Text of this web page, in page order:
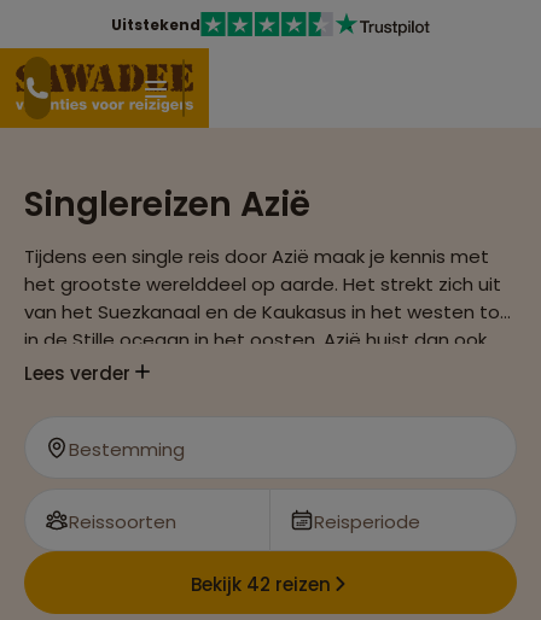
Uitstekend
Singlereizen Azië
Tijdens een single reis door Azië maak je kennis met
het grootste werelddeel op aarde. Het strekt zich uit
van het Suezkanaal en de Kaukasus in het westen tot
in de Stille oceaan in het oosten. Azië huist dan ook
een enorme rijkdom aan culturen en natuur in zich.
Lees verder
Bestemming
Reissoorten Reisperiode
Bekijk 42 reizen